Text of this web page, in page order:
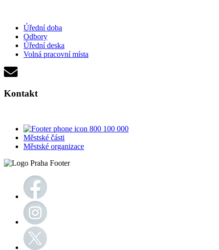
Úřední doba
Odbory
Úřední deska
Volná pracovní místa
Kontakt
800 100 000
Městské části
Městské organizace